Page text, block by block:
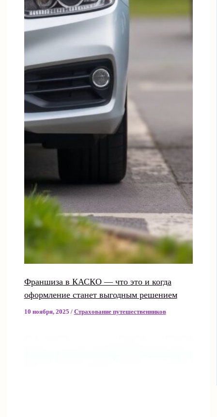
Франшиза в КАСКО — что это и когда
оформление станет выгодным решением
10 ноября, 2025 / Страхование путешественников